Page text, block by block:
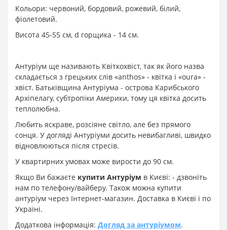
Кольори: червоний, бордовий, рожевий, білий,
фіолетовий.
Висота 45-55 см, d горщика - 14 см.
Антуріум ще називають Квіткохвіст, так як його назва
складається з грецьких слів «anthos» - квітка і «oura» -
хвіст. Батьківщина Антуріума - острова Карибського
Архіпелагу, субтропіки Америки, тому ця квітка досить
теплолюбна.
Любить яскраве, розсіяне світло, але без прямого
сонця. У догляді Антуріуми досить невибагливі, швидко
відновлюються після стресів.
У квартирних умовах може вирости до 90 см.
Якщо Ви бажаєте купити Антуріум в Києві: - дзвоніть
нам по телефону/вайберу. Також можна купити
антуріум через Інтернет-магазин. Доставка в Києві і по
Україні.
Додаткова інформація: Догляд за антуріумом.